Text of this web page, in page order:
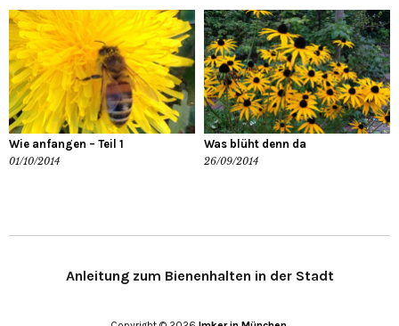
Wie anfangen – Teil 1
01/10/2014
Was blüht denn da
26/09/2014
Anleitung zum Bienenhalten in der Stadt